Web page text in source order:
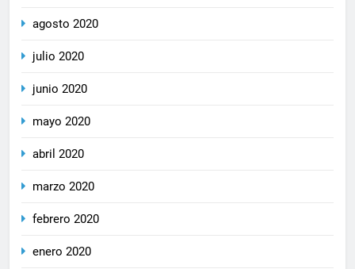
agosto 2020
julio 2020
junio 2020
mayo 2020
abril 2020
marzo 2020
febrero 2020
enero 2020